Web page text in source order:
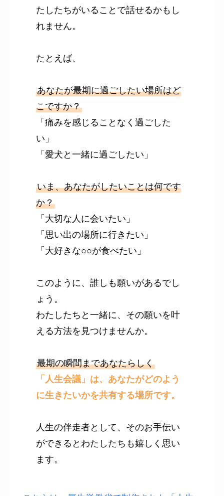
たしたちがいることで話せるかもし
れません。
たとえば、
あなたが最期に過ごしたい場所はど
こですか？
「痛みを感じることなく過ごした
い」
「愛犬と一緒に過ごしたい」
いま、あなたがしたいことは何です
か？
「大切な人に会いたい」
「思い出の場所に行きたい」
「大好きな○○が食べたい」
このように、誰しも願いがあるでし
ょう。
わたしたちと一緒に、その願いを叶
える方法を見つけませんか。
最期の瞬間まであなたらしく
「人生会議」は、あなたがどのよう
に生きたいかを共有する場所です。
人生の伴走者として、そのお手伝い
ができるとわたしたちも嬉しく思い
ます。